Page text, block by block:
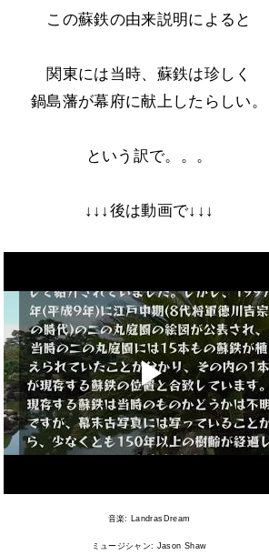
この蘇鉄の由来説明によると
関東には当時、蘇鉄は珍しく
鍋島藩が幕府に献上したらしい。
という訳で。。。
↓↓↓後は動画で↓↓↓
音楽: LandrasDream
ミュージシャン: Jason Shaw